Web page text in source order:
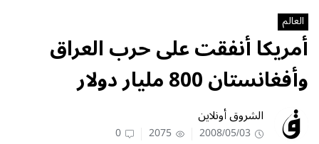
العالم
أمريكا أنفقت على حرب العراق
وأفغانستان 800 مليار دولار
الشروق أونلاين
2008/05/03
2075
0